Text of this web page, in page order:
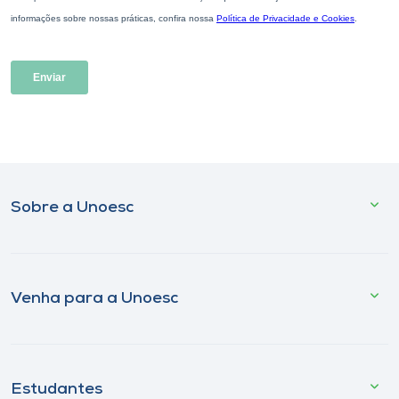
Sobre a Unoesc
Venha para a Unoesc
Estudantes